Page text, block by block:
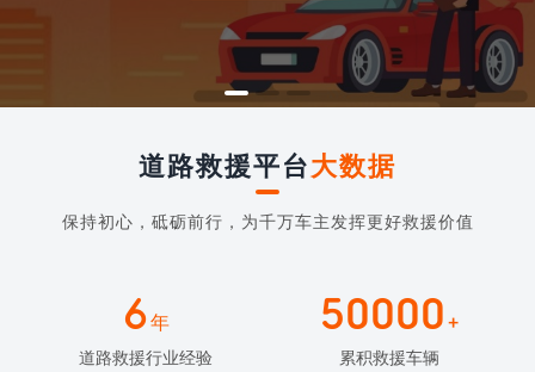
道路救援平台大数据
保持初心，砥砺前行，为千万车主发挥更好救援价值
6年
道路救援行业经验
50000 +
累积救援车辆